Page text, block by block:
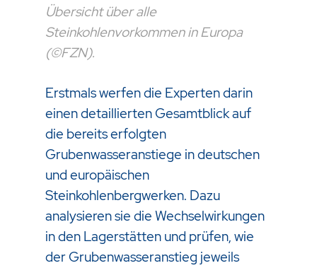
Übersicht über alle
Steinkohlenvorkommen in Europa
(©FZN).
Erstmals werfen die Experten darin
einen detaillierten Gesamtblick auf
die bereits erfolgten
Grubenwasseranstiege in deutschen
und europäischen
Steinkohlenbergwerken. Dazu
analysieren sie die Wechselwirkungen
in den Lagerstätten und prüfen, wie
der Grubenwasseranstieg jeweils